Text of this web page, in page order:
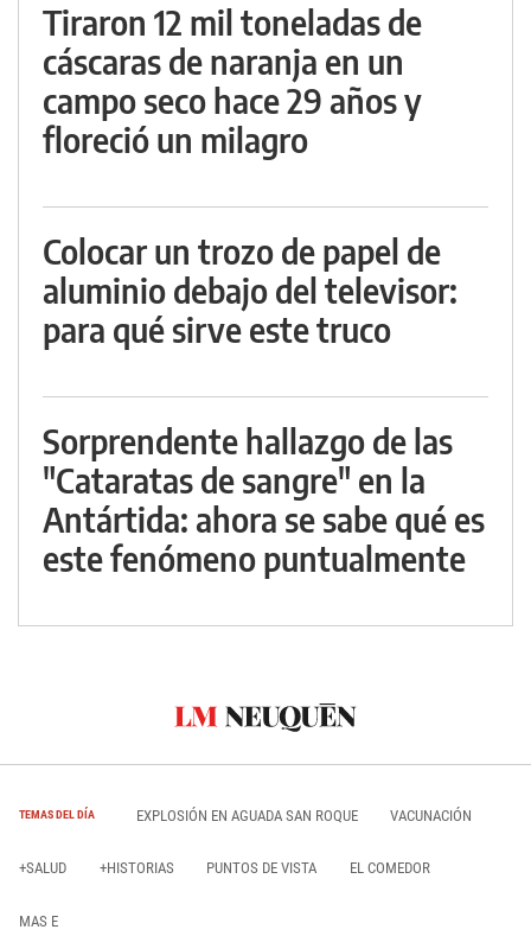
Tiraron 12 mil toneladas de
cáscaras de naranja en un
campo seco hace 29 años y
floreció un milagro
Colocar un trozo de papel de
aluminio debajo del televisor:
para qué sirve este truco
Sorprendente hallazgo de las
"Cataratas de sangre" en la
Antártida: ahora se sabe qué es
este fenómeno puntualmente
TEMAS DEL DÍA EXPLOSIÓN EN AGUADA SAN ROQUE VACUNACIÓN
+SALUD +HISTORIAS PUNTOS DE VISTA EL COMEDOR
MAS E